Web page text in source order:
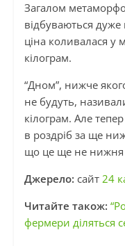
Загалом
відбуваються
ціна коливалася у
кілограм.
“Дном”, нижче
не будуть,
кілограм. Але
в роздріб за ще
що це ще не
Джерело: сайт 24
Читайте також:
фермери діляться